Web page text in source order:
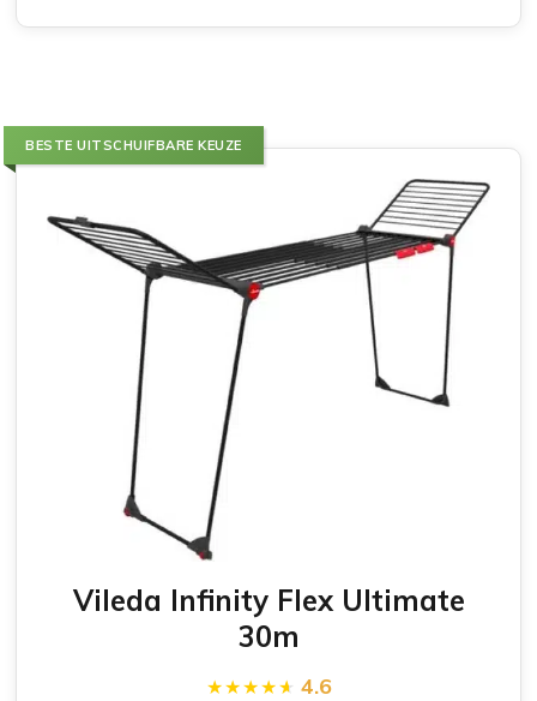
BESTE UITSCHUIFBARE KEUZE
Vileda Infinity Flex Ultimate
30m
4.6